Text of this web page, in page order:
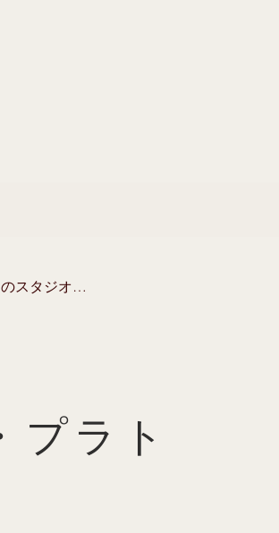
スタジオ
アルのため
トラルでシ
の撮影が行わ
プラト